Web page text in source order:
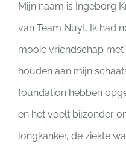
Mijn naam is Ingeborg
van Team Nuyt. Ik had
mooie vriendschap
houden aan mijn
foundation hebben
en het voelt bijzonder
longkanker, de ziekte